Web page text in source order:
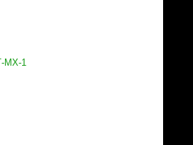
МХ-1